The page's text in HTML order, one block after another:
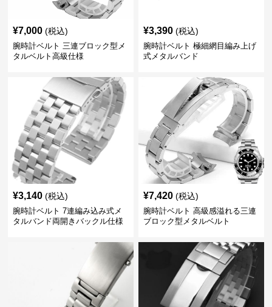
¥7,000 (税込)
腕時計ベルト 三連ブロック型メ
タルベルト高級仕様
¥3,390 (税込)
腕時計ベルト 極細網目編み上げ
式メタルバンド
¥3,140 (税込)
腕時計ベルト 7連編み込み式メ
タルバンド両開きバックル仕様
¥7,420 (税込)
腕時計ベルト 高級感溢れる三連
ブロック型メタルベルト